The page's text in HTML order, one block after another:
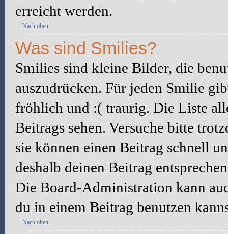
erreicht werden.
Nach oben
Was sind Smilies?
Smilies sind kleine Bilder, die
auszudrücken. Für jeden Smilie
fröhlich und :( traurig. Die Liste
Beitrags sehen. Versuche bitte
sie können einen Beitrag schnell
deshalb deinen Beitrag
Die Board-Administration kann
du in einem Beitrag benutzen
Nach oben